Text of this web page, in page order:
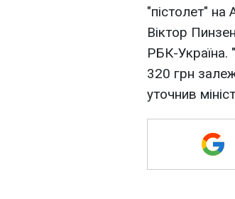
"пістолет"
Віктор
РБК-Україна.
320 грн
уточнив